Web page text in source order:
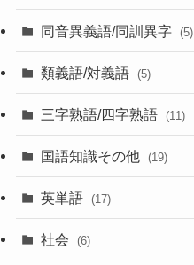
同音異義語/同訓異字 (5)
類義語/対義語 (5)
三字熟語/四字熟語 (11)
国語知識その他 (19)
英単語 (17)
社会 (6)